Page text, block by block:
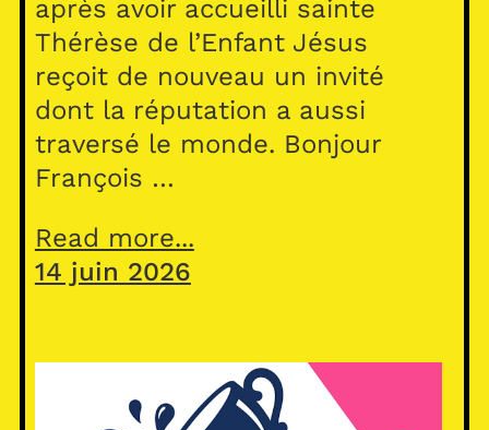
après avoir accueilli sainte
Thérèse de l’Enfant Jésus
reçoit de nouveau un invité
dont la réputation a aussi
traversé le monde. Bonjour
François …
Read more...
14 juin 2026